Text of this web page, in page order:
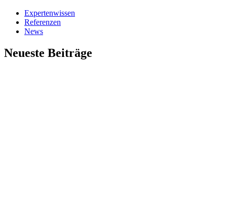
Expertenwissen
Referenzen
News
Neueste Beiträge